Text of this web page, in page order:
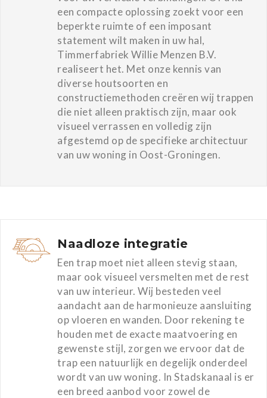
een compacte oplossing zoekt voor een
beperkte ruimte of een imposant
statement wilt maken in uw hal,
Timmerfabriek Willie Menzen B.V.
realiseert het. Met onze kennis van
diverse houtsoorten en
constructiemethoden creëren wij trappen
die niet alleen praktisch zijn, maar ook
visueel verrassen en volledig zijn
afgestemd op de specifieke architectuur
van uw woning in Oost-Groningen.
Naadloze integratie
Een trap moet niet alleen stevig staan,
maar ook visueel versmelten met de rest
van uw interieur. Wij besteden veel
aandacht aan de harmonieuze aansluiting
op vloeren en wanden. Door rekening te
houden met de exacte maatvoering en
gewenste stijl, zorgen we ervoor dat de
trap een natuurlijk en degelijk onderdeel
wordt van uw woning. In Stadskanaal is er
een breed aanbod voor zowel de